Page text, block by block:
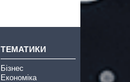
ТЕМАТИКИ
Бізнес
Економіка